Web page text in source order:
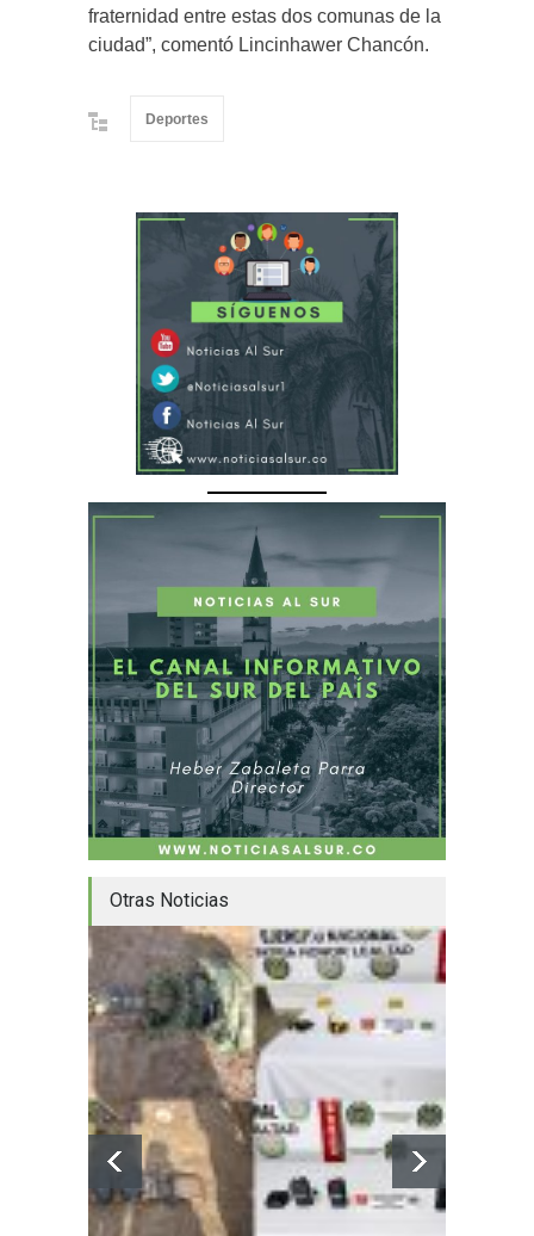
fraternidad entre estas dos comunas de la
ciudad”, comentó Lincinhawer Chancón.
Deportes
Otras Noticias